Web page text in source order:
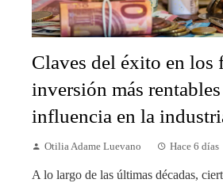
Claves del éxito en los
inversión más
influencia en la
Otilia Adame Luevano Hace 6 días
A lo largo de las últimas décadas,